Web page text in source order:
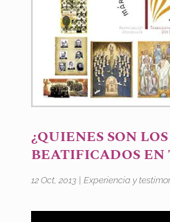
¿QUIENES SON
BEATIFICADOS EN
12 Oct, 2013 Experiencia y